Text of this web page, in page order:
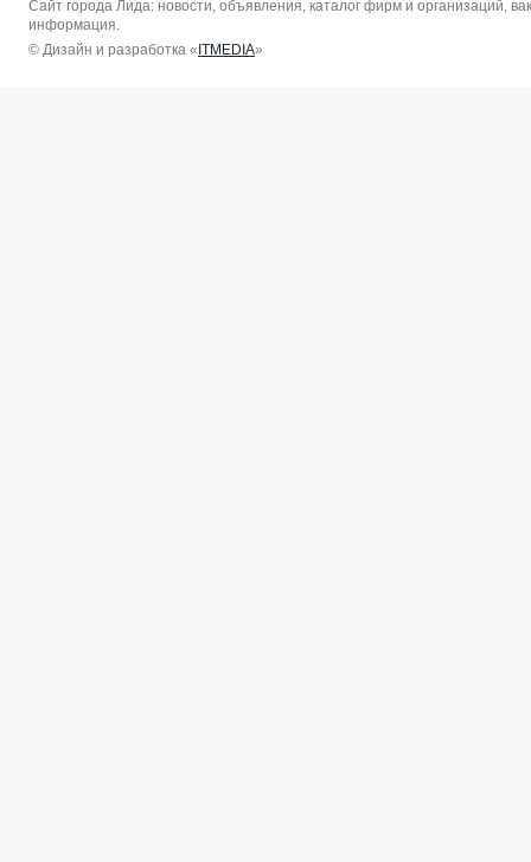
Сайт города Лида: новости, объявления, каталог фирм и организаций,
информация.
© Дизайн и разработка « ITMEDIA»